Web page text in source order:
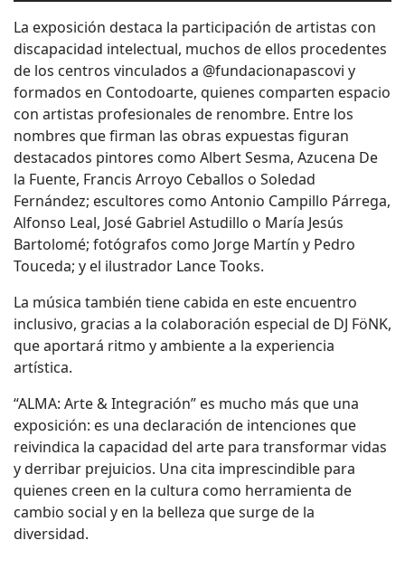
La exposición destaca la participación de artistas con
discapacidad intelectual, muchos de ellos procedentes
de los centros vinculados a @fundacionapascovi y
formados en Contodoarte, quienes comparten espacio
con artistas profesionales de renombre. Entre los
nombres que firman las obras expuestas figuran
destacados pintores como Albert Sesma, Azucena De
la Fuente, Francis Arroyo Ceballos o Soledad
Fernández; escultores como Antonio Campillo Párrega,
Alfonso Leal, José Gabriel Astudillo o María Jesús
Bartolomé; fotógrafos como Jorge Martín y Pedro
Touceda; y el ilustrador Lance Tooks.
La música también tiene cabida en este encuentro
inclusivo, gracias a la colaboración especial de DJ FöNK,
que aportará ritmo y ambiente a la experiencia
artística.
“ALMA: Arte & Integración” es mucho más que una
exposición: es una declaración de intenciones que
reivindica la capacidad del arte para transformar vidas
y derribar prejuicios. Una cita imprescindible para
quienes creen en la cultura como herramienta de
cambio social y en la belleza que surge de la
diversidad.